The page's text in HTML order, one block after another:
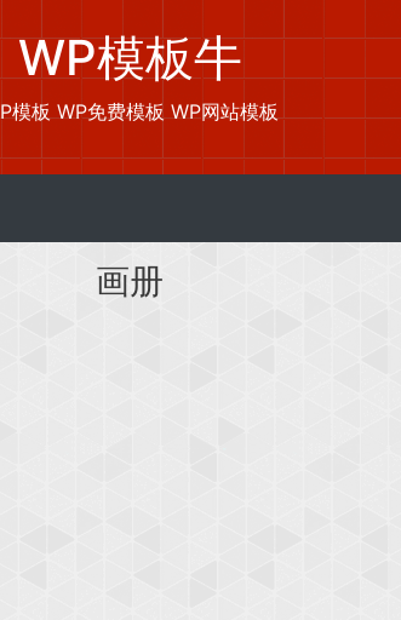
WP模板牛
模板 WP免费模板 WP网站模板
画册